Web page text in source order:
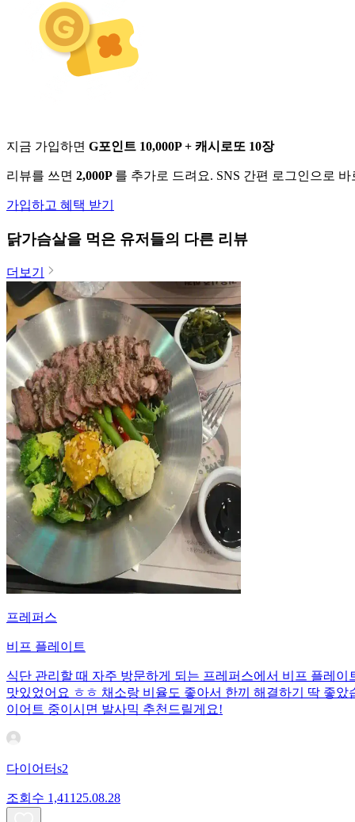
지금 가입하면 G포인트 10,000P + 캐시로또 10장
리뷰를 쓰면 2,000P 를 추가로 드려요. SNS 간편 로그인으로
가입하고 혜택 받기
닭가슴살을 먹은 유저들의 다른 리뷰
더보기
프레퍼스
비프 플레이트
식단 관리할 때 자주 방문하게 되는 프레퍼스에서 비프 플레
맛있었어요 ㅎㅎ 채소랑 비율도 좋아서 한끼 해결하기 딱 좋
이어트 중이시면 발사믹 추천드릴게요!
다이어터s2
조회수 1,411 25.08.28